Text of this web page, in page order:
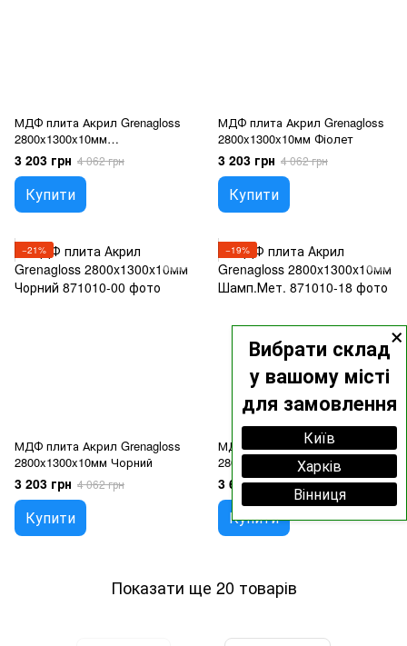
×
Вибрати склад
у вашому місті
для замовлення
Київ
Харків
Вінниця
МДФ плита Акрил Grenagloss
2800x1300x10мм
Помаранчевий
3 203 грн 4 062 грн
Купити
МДФ плита Акрил Grenagloss
2800x1300x10мм Фіолет
3 203 грн 4 062 грн
Купити
−21%
МДФ плита Акрил Grenagloss
2800x1300x10мм Чорний
3 203 грн 4 062 грн
Купити
−19%
МДФ плита Акрил Grenagloss
2800x1300x10мм Шамп.Мет.
3 640 грн 4 499 грн
Купити
Показати ще 20 товарів